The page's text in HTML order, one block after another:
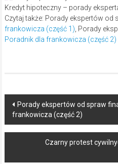
Kredyt hipoteczny – porady
Czytaj także: Porady ekspertów od
frankowicza (część 1) , Porady
Poradnik dla frankowicza (część 2)
Post
navigation
Porady ekspertów od spraw
frankowicza (część 2)
Czarny protest